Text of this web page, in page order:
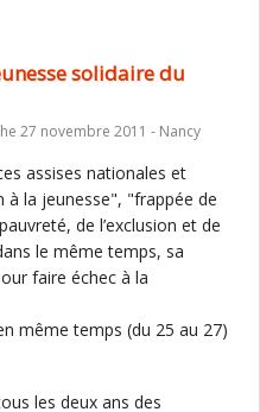
solidaire du
27 novembre 2011 - Nancy
assises nationales et
la jeunesse", "frappée de
de l’exclusion et de
le même temps, sa
faire échec à la
même temps (du 25 au 27)
les deux ans des